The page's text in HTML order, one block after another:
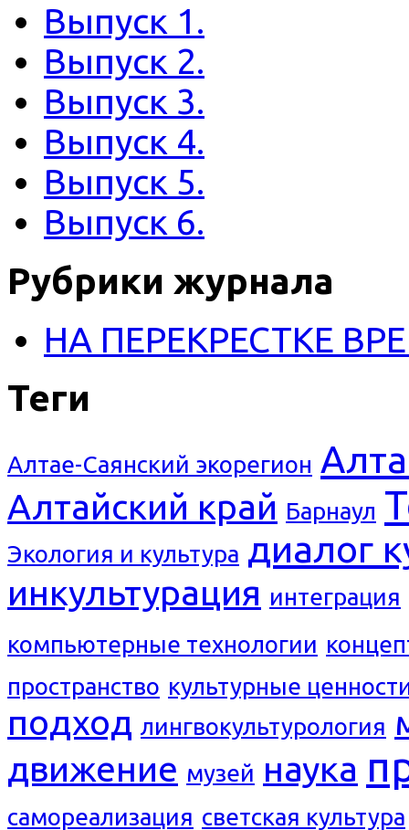
Выпуск 1.
Выпуск 2.
Выпуск 3.
Выпуск 4.
Выпуск 5.
Выпуск 6.
Рубрики журнала
НА ПЕРЕКРЕСТКЕ
Теги
Алтае-Саянский экорегион
Алтайский край Барнаул
Экология и культура диалог
инкультурация интеграция
компьютерные технологии
пространство культурные
подход лингвокультурология
движение музей наука
самореализация светская культура